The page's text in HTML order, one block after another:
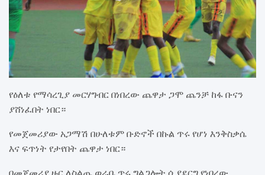
የዕለቱ የማሳረጊያ መርሃግብር በነበረው ጨዋታ ጋሞ ጨንቻ ከፋ ቡናን
ያሸነፈበት ነበር።
የመጀመሪያው አጋማሽ በሁለቱም ቡድኖች በኩል ጥሩ የሆነ እንቅስቃሴ
እና ፍጥነት የታየበት ጨዋታ ነበር።
በመጀመሪያ ዙር ለስልጤ ወራቤ ጥሩ ግልጋሎት ሲያደርግ የነበረው